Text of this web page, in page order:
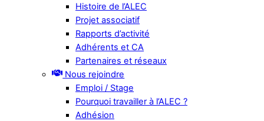
Histoire de l’ALEC
Projet associatif
Rapports d’activité
Adhérents et CA
Partenaires et réseaux
Nous rejoindre
Emploi / Stage
Pourquoi travailler à l’ALEC ?
Adhésion